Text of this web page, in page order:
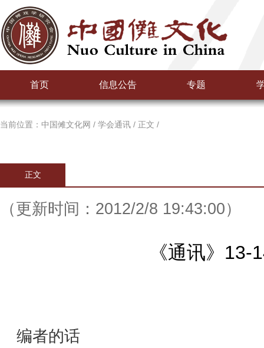
首页 信息公告 专题
当前位置： 中国傩文化网 / 学会通讯 / 正文 /
正文
（更新时间：2012/2/8 19:43:00）
《通讯》13-
编者的话